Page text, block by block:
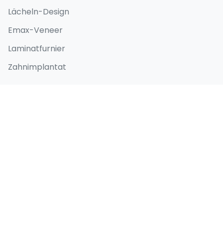
Lächeln-Design
Emax-Veneer
Laminatfurnier
Zahnimplantat